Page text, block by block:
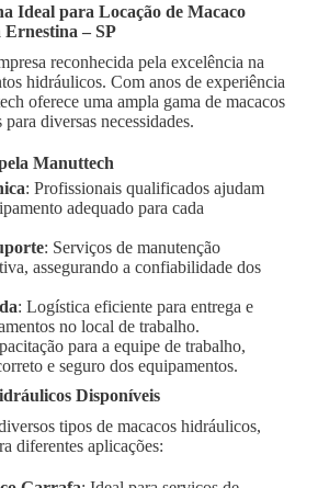
Ideal para Locação de Macaco
– SP
reconhecida pela excelência na
hidráulicos. Com anos de experiência
oferece uma ampla gama de macacos
diversas necessidades.
Manuttech
: Profissionais qualificados ajudam
adequado para cada
: Serviços de manutenção
assegurando a confiabilidade dos
: Logística eficiente para entrega e
no local de trabalho.
para a equipe de trabalho,
e seguro dos equipamentos.
Disponíveis
tipos de macacos hidráulicos,
diferentes aplicações: